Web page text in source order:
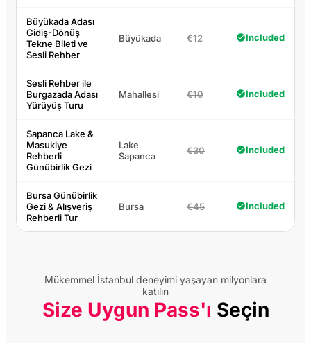
Büyükada Adası
Gidiş-Dönüş
Tekne Bileti ve
Sesli Rehber
Büyükada €12 Included
Sesli Rehber ile
Burgazada Adası
Yürüyüş Turu
Mahallesi €10 Included
Sapanca Lake &
Masukiye
Rehberli
Günübirlik Gezi
Lake
Sapanca
€30 Included
Bursa Günübirlik
Gezi & Alışveriş
Rehberli Tur
Bursa €45 Included
Mükemmel İstanbul deneyimi yaşayan milyonlara
katılın
Size Uygun Pass'ı Seçin